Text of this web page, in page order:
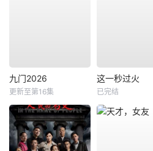
九门2026
更新至第16集
这一秒过火
已完结